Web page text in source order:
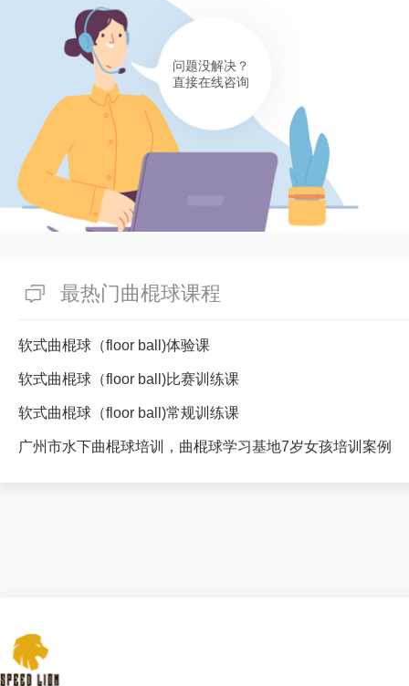
问题没解决？
直接在线咨询
最热门曲棍球课程
软式曲棍球（floor ball)体验课
软式曲棍球（floor ball)比赛训练课
软式曲棍球（floor ball)常规训练课
广州市水下曲棍球培训，曲棍球学习基地7岁女孩培训案例